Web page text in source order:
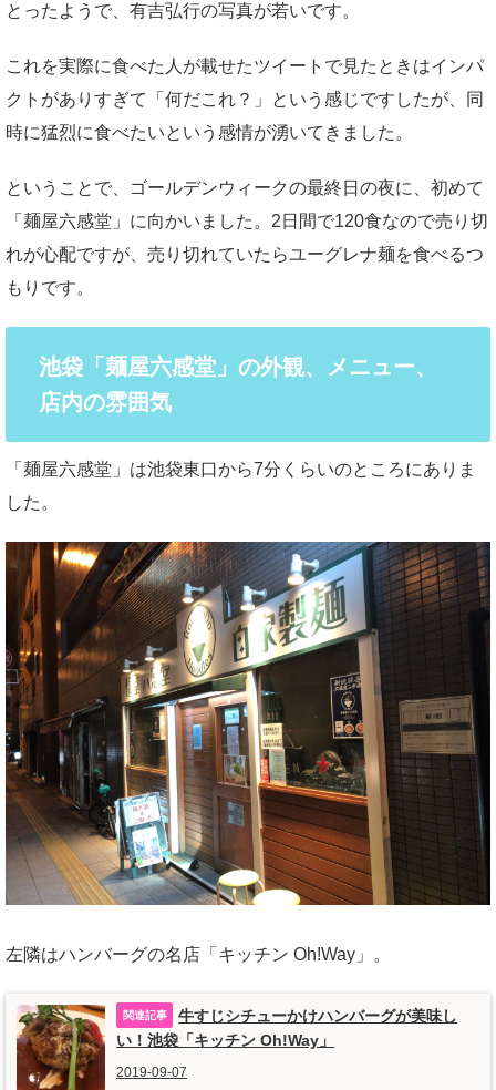
とったようで、有吉弘行の写真が若いです。
これを実際に食べた人が載せたツイートで見たときはインパ
クトがありすぎて「何だこれ？」という感じですしたが、同
時に猛烈に食べたいという感情が湧いてきました。
ということで、ゴールデンウィークの最終日の夜に、初めて
「麺屋六感堂」に向かいました。2日間で120食なので売り切
れが心配ですが、売り切れていたらユーグレナ麺を食べるつ
もりです。
池袋「麺屋六感堂」の外観、メニュー、
店内の雰囲気
「麺屋六感堂」は池袋東口から7分くらいのところにありま
した。
左隣はハンバーグの名店「キッチン Oh!Way」。
牛すじシチューかけハンバーグが美味し
い！池袋「キッチン Oh!Way」
2019-09-07